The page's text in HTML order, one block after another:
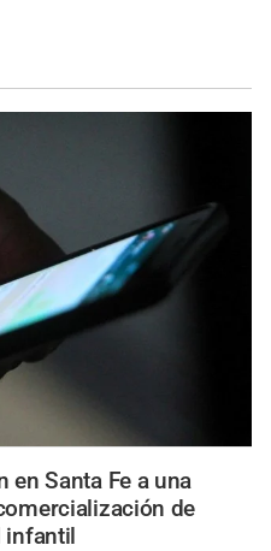
en Santa Fe a una
de
infantil